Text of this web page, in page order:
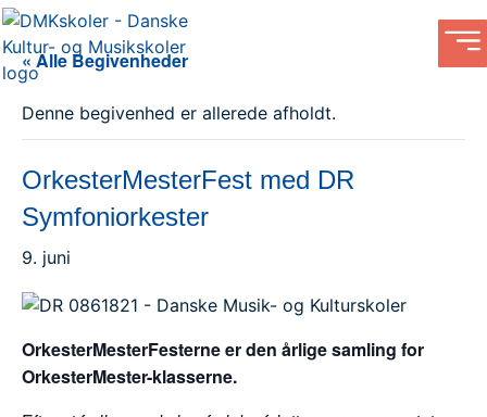
« Alle Begivenheder
Denne begivenhed er allerede afholdt.
OrkesterMesterFest med DR
Symfoniorkester
9. juni
OrkesterMesterFesterne er den årlige samling for
OrkesterMester-klasserne.